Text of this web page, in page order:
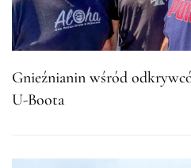
Gnieźnianin wśród
U-Boota